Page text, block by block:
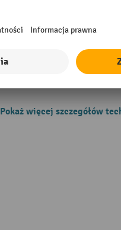
Wysokość
Pokaż więcej szczegółów